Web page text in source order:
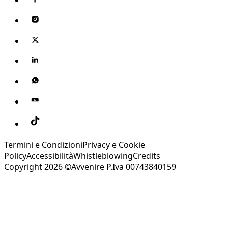
Termini e CondizioniPrivacy e Cookie
PolicyAccessibilitàWhistleblowingCredits
Copyright 2026 ©Avvenire P.Iva 00743840159